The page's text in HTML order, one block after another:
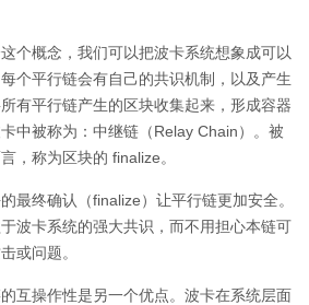
个概念，我们可以把波卡系统想象成可以
个平行链会有自己的共识机制，以及产生
有平行链产生的区块收集起来，形成容器
中被称为：中继链（Relay Chain）。被
，称为区块的 finalize。
最终确认（finalize）让平行链更加安全。
波卡系统的强大共识，而不用担心本链可
或问题。
互操作性是另一个优点。波卡在系统层面